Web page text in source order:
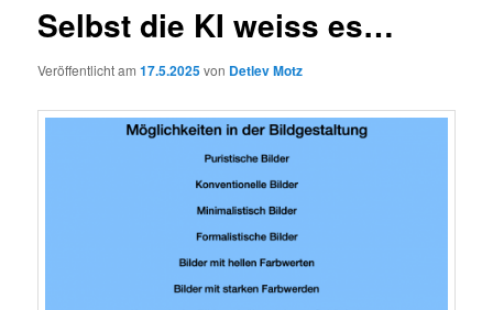
Selbst die KI weiss es…
Veröffentlicht am17.5.2025von Detlev Motz